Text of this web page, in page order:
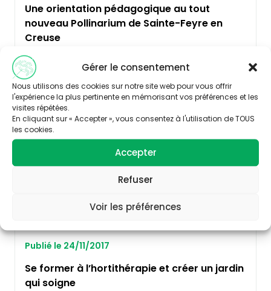
Gérer le consentement
Nous utilisons des cookies sur notre site web pour vous offrir
l'expérience la plus pertinente en mémorisant vos préférences et les
visites répétées.
En cliquant sur « Accepter », vous consentez à l'utilisation de TOUS
les cookies.
Accepter
Refuser
Voir les préférences
Une orientation pédagogique au tout
nouveau Pollinarium de Sainte-Feyre en
Creuse
Découvrir
BIODIVERSITE
Publié le 24/11/2017
Se former à l’hortithérapie et créer un jardin
qui soigne